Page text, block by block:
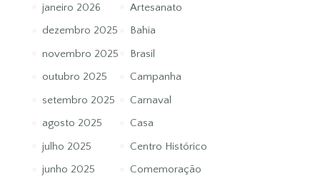
janeiro 2026
dezembro 2025
novembro 2025
outubro 2025
setembro 2025
agosto 2025
julho 2025
junho 2025
Artesanato
Bahia
Brasil
Campanha
Carnaval
Casa
Centro Histórico
Comemoração